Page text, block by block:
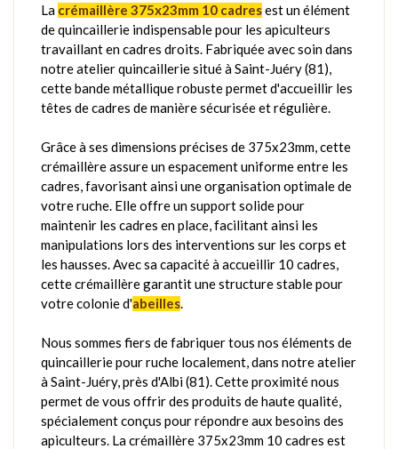
La crémaillère 375x23mm 10 cadresest un élément
de quincaillerie indispensable pour les apiculteurs
travaillant en cadres droits. Fabriquée avec soin dans
notre atelier quincaillerie situé à Saint-Juéry (81),
cette bande métallique robuste permet d'accueillir les
têtes de cadres de manière sécurisée et régulière.
Grâce à ses dimensions précises de 375x23mm, cette
crémaillère assure un espacement uniforme entre les
cadres, favorisant ainsi une organisation optimale de
votre ruche. Elle offre un support solide pour
maintenir les cadres en place, facilitant ainsi les
manipulations lors des interventions sur les corps et
les hausses. Avec sa capacité à accueillir 10 cadres,
cette crémaillère garantit une structure stable pour
votre colonie d'abeilles.
Nous sommes fiers de fabriquer tous nos éléments de
quincaillerie pour ruche localement, dans notre atelier
à Saint-Juéry, près d'Albi (81). Cette proximité nous
permet de vous offrir des produits de haute qualité,
spécialement conçus pour répondre aux besoins des
apiculteurs. La crémaillère 375x23mm 10 cadres est